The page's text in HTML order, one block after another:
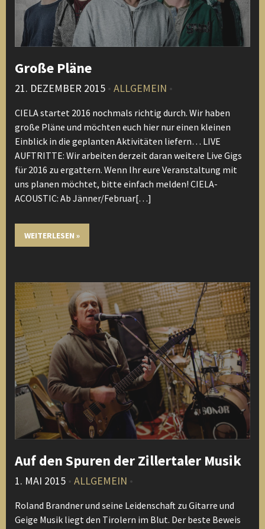
Große Pläne
21. DEZEMBER 2015 • ALLGEMEIN •
CIELA startet 2016 nochmals richtig durch. Wir haben
große Pläne und möchten euch hier nur einen kleinen
Einblick in die geplanten Aktivitäten liefern… LIVE
AUFTRITTE: Wir arbeiten derzeit daran weitere Live Gigs
für 2016 zu ergattern. Wenn Ihr eure Veranstaltung mit
uns planen möchtet, bitte einfach melden! CIELA-
ACOUSTIC: Ab Jänner/Februar[…]
WEITERLESEN »
Auf den Spuren der Zillertaler Musik
1. MAI 2015 • ALLGEMEIN •
Roland Brandner und seine Leidenschaft zu Gitarre und
Geige Musik liegt den Tirolern im Blut. Der beste Beweis